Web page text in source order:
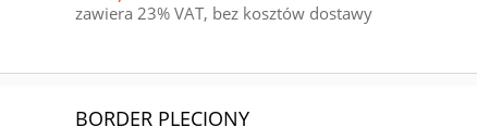
zawiera 23% VAT, bez kosztów dostawy
BORDER PLECIONY